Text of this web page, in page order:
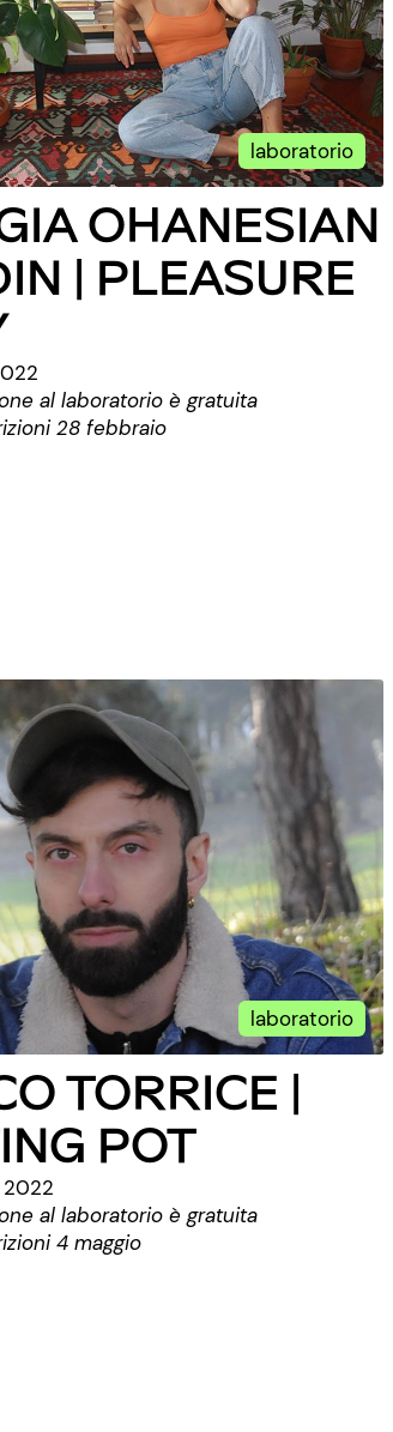
laboratorio
OHANESIAN
| PLEASURE
al laboratorio è gratuita
28 febbraio
laboratorio
TORRICE |
POT
2022
al laboratorio è gratuita
4 maggio